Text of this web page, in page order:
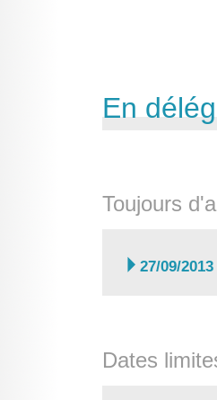
En
Toujours
 27/09/2013
Dates